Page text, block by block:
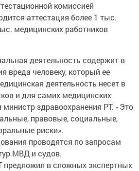
комиссией
аттестация более 1 тыс.
медицинских работников
деятельность содержит в
вреда человеку, который ее
деятельность несет в
и для самих медицинских
министр здравоохранения РТ. - Это
правовые, социальные,
риски».
проводятся по запросам
МВД и судов.
предложил в сложных экспертных